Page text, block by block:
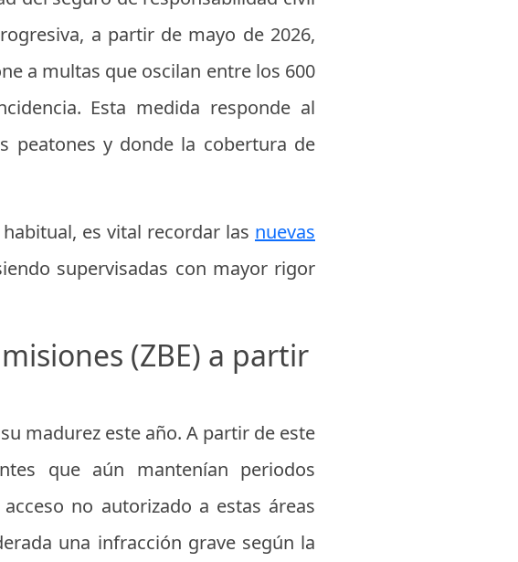
a partir de mayo de 2026,
a multas que oscilan entre los 600
Esta medida responde al
peatones y donde la cobertura de
es vital recordar las nuevas
supervisadas con mayor rigor
(ZBE) a partir
madurez este año. A partir de este
que aún mantenían periodos
no autorizado a estas áreas
una infracción grave según la